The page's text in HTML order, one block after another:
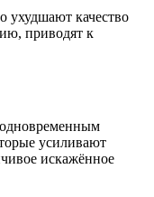
ухудшают качество
приводят к
одновременным
усиливают
искажённое